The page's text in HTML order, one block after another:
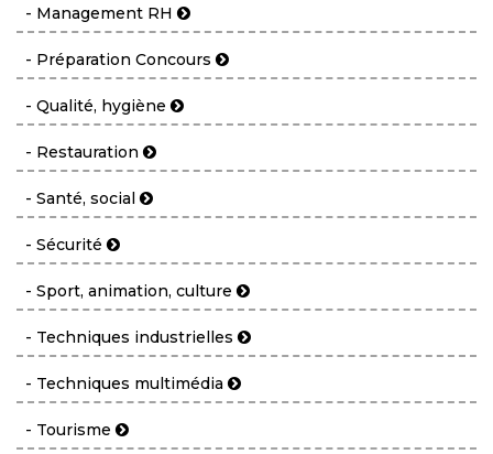
- Management RH
- Préparation Concours
- Qualité, hygiène
- Restauration
- Santé, social
- Sécurité
- Sport, animation, culture
- Techniques industrielles
- Techniques multimédia
- Tourisme